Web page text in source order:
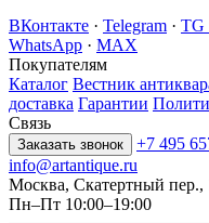
ВКонтакте · Telegram · TG
WhatsApp · MAX
Покупателям
Каталог Вестник
доставка Гарантии
Связь
Заказать звонок +7 495
info@artantique.ru
Москва, Скатертный пер.,
Пн–Пт 10:00–19:00